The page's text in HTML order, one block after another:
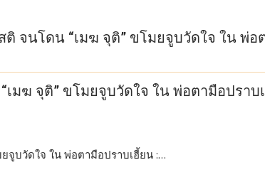
ติ จนโดน “เมฆ จุติ” ขโมยจูบวัดใจ ใน พ่อ
เมฆ จุติ” ขโมยจูบวัดใจ ใน พ่อตามือปราบ
ยจูบวัดใจ ใน พ่อตามือปราบเฮี้ยน :…